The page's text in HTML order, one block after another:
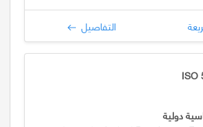
التفاصيل
ISO
دولية